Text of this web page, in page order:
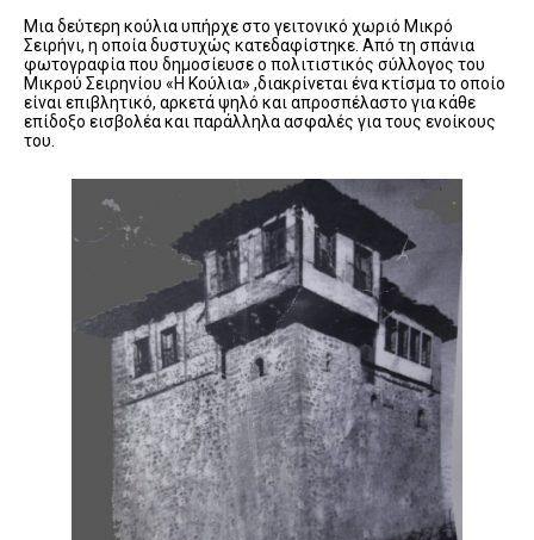
Μια δεύτερη κούλια υπήρχε στο γειτονικό χωριό Μικρό
Σειρήνι, η οποία δυστυχώς κατεδαφίστηκε. Από τη σπάνια
φωτογραφία που δημοσίευσε ο πολιτιστικός σύλλογος του
Μικρού Σειρηνίου «Η Κούλια» ,διακρίνεται ένα κτίσμα το οποίο
είναι επιβλητικό, αρκετά ψηλό και απροσπέλαστο για κάθε
επίδοξο εισβολέα και παράλληλα ασφαλές για τους ενοίκους
του.